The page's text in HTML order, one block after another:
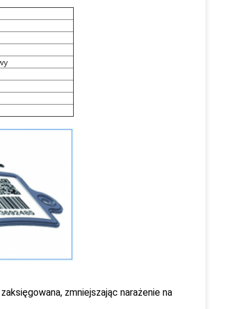
zmniejszając narażenie na